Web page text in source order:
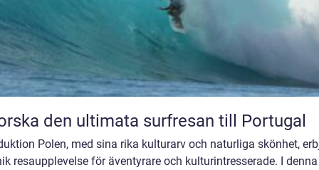
den ultimata surfresan till Portugal
Polen, med sina rika kulturarv och naturliga skönhet,
resaupplevelse för äventyrare och kulturintresserade. I denna